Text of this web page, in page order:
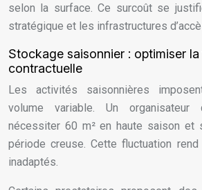
selon la surface. Ce surcoût se
stratégique et les infrastructures
Stockage saisonnier : optimiser
contractuelle
Les activités saisonnières
volume variable. Un organisateur
nécessiter 60 m² en haute saison et
période creuse. Cette fluctuation
inadaptés.